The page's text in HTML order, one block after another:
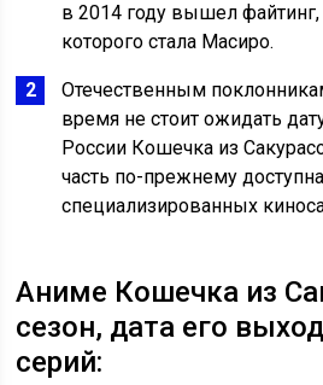
в 2014 году вышел файтинг,
которого стала Масиро.
Отечественным
время не стоит ожидать
России Кошечка из
часть по-прежнему
специализированных
Аниме Кошечка из
сезон, дата его
серий: